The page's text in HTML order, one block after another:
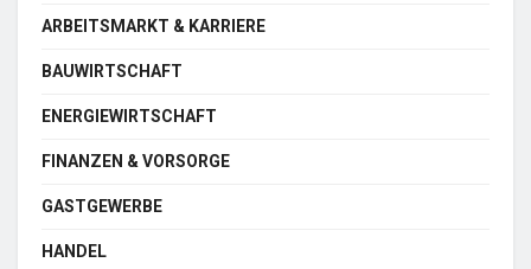
ARBEITSMARKT & KARRIERE
BAUWIRTSCHAFT
ENERGIEWIRTSCHAFT
FINANZEN & VORSORGE
GASTGEWERBE
HANDEL